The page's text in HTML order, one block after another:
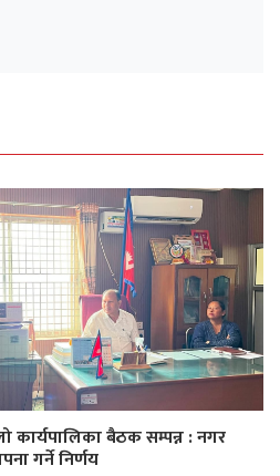
कार्यपालिका बैठक सम्पन्न : नगर
गर्ने निर्णय